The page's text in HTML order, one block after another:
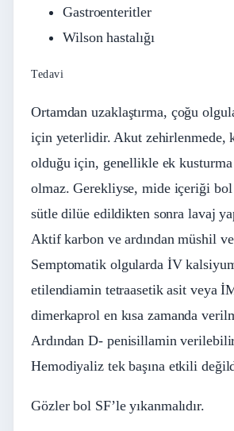
Gastroenteritler
Wilson hastalığı
Tedavi
Ortamdan uzaklaştırma, çoğu
için yeterlidir. Akut zehirlenmede,
olduğu için, genellikle ek kusturma
olmaz. Gerekliyse, mide içeriği bol
sütle dilüe edildikten sonra lavaj
Aktif karbon ve ardından müshil
Semptomatik olgularda İV
etilendiamin tetraasetik asit veya
dimerkaprol en kısa zamanda
Ardından D- penisillamin
Hemodiyaliz tek başına etkili
Gözler bol SF’le yıkanmalıdır.